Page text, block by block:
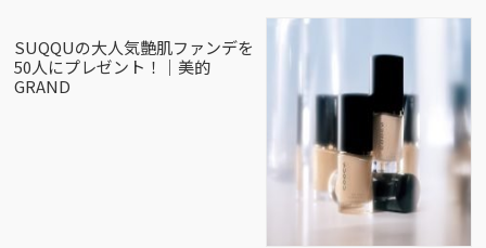
SUQQUの大人気艶肌ファンデを
50人にプレゼント！｜美的
GRAND